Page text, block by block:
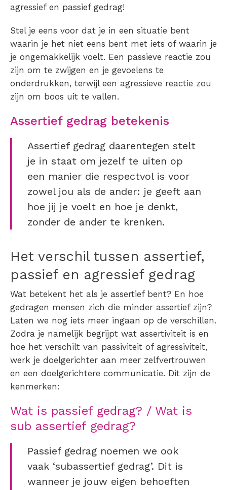
agressief en passief gedrag!
Stel je eens voor dat je in een situatie bent
waarin je het niet eens bent met iets of waarin je
je ongemakkelijk voelt. Een passieve reactie zou
zijn om te zwijgen en je gevoelens te
onderdrukken, terwijl een agressieve reactie zou
zijn om boos uit te vallen.
Assertief gedrag betekenis
Assertief gedrag daarentegen stelt
je in staat om jezelf te uiten op
een manier die respectvol is voor
zowel jou als de ander: je geeft aan
hoe jij je voelt en hoe je denkt,
zonder de ander te krenken.
Het verschil tussen assertief,
passief en agressief gedrag
Wat betekent het als je assertief bent? En hoe
gedragen mensen zich die minder assertief zijn?
Laten we nog iets meer ingaan op de verschillen.
Zodra je namelijk begrijpt wat assertiviteit is en
hoe het verschilt van passiviteit of agressiviteit,
werk je doelgerichter aan meer zelfvertrouwen
en een doelgerichtere communicatie. Dit zijn de
kenmerken:
Wat is passief gedrag? / Wat is
sub assertief gedrag?
Passief gedrag noemen we ook
vaak ‘subassertief gedrag’. Dit is
wanneer je jouw eigen behoeften